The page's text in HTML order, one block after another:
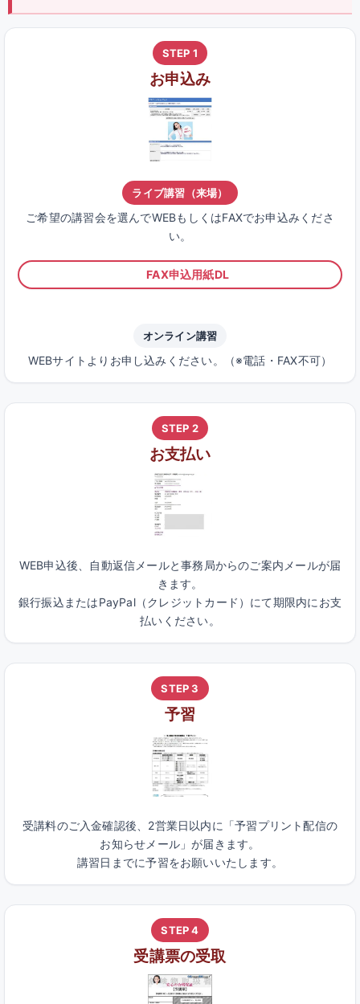
STEP 1
お申込み
ライブ講習（来場）
ご希望の講習会を選んでWEBもしくはFAXでお申込みくださ
い。
FAX申込用紙DL
オンライン講習
WEBサイトよりお申し込みください。（※電話・FAX不可）
STEP 2
お支払い
WEB申込後、自動返信メールと事務局からのご案内メールが届
きます。
銀行振込またはPayPal（クレジットカード）にて期限内にお支
払いください。
STEP 3
予習
受講料のご入金確認後、2営業日以内に「予習プリント配信の
お知らせメール」が届きます。
講習日までに予習をお願いいたします。
STEP 4
受講票の受取